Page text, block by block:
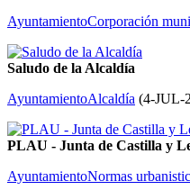
AyuntamientoCorporación
Saludo de la Alcaldía
AyuntamientoAlcaldía (4-JUL-
PLAU - Junta de Castilla y
AyuntamientoNormas